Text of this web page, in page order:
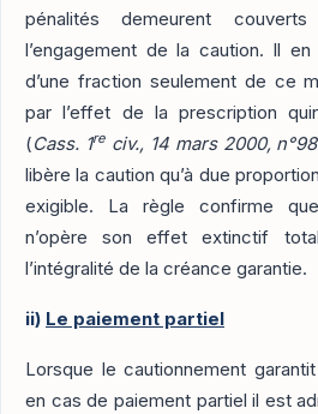
pénalités demeurent
l’engagement de la caution. Il en
d’une fraction seulement de ce
par l’effet de la prescription
(Cass. 1reciv., 14 mars 2000,
libère la caution qu’à due
exigible. La règle confirme
n’opère son effet extinctif
l’intégralité de la créance garantie.
ii) Le paiement partiel
Lorsque le cautionnement
en cas de paiement partiel il est